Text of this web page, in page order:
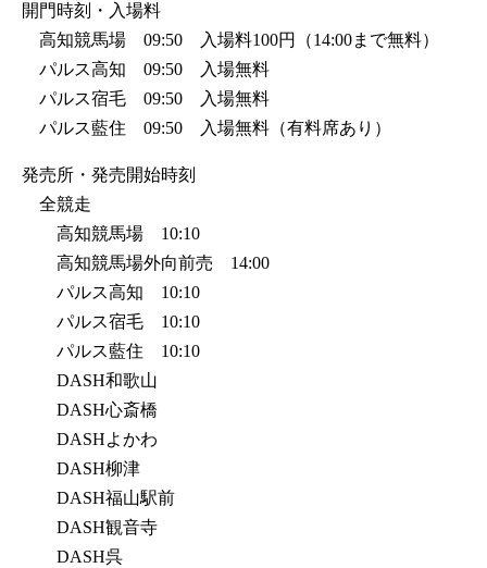
開門時刻・入場料
高知競馬場 09:50 入場料100円（14:00まで無料）
パルス高知 09:50 入場無料
パルス宿毛 09:50 入場無料
パルス藍住 09:50 入場無料（有料席あり）
発売所・発売開始時刻
全競走
高知競馬場 10:10
高知競馬場外向前売 14:00
パルス高知 10:10
パルス宿毛 10:10
パルス藍住 10:10
DASH和歌山
DASH心斎橋
DASHよかわ
DASH柳津
DASH福山駅前
DASH観音寺
DASH呉